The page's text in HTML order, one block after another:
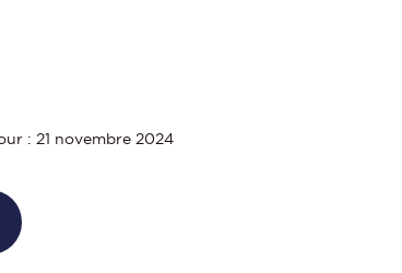
: 21 novembre 2024